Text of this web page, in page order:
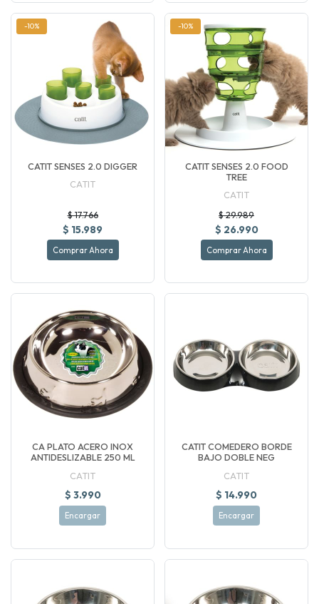
-10%
CATIT SENSES 2.0 DIGGER
CATIT
$ 17.766
$ 15.989
Comprar Ahora
-10%
CATIT SENSES 2.0 FOOD
TREE
CATIT
$ 29.989
$ 26.990
Comprar Ahora
CA PLATO ACERO INOX
ANTIDESLIZABLE 250 ML
CATIT
$ 3.990
Encargar
CATIT COMEDERO BORDE
BAJO DOBLE NEG
CATIT
$ 14.990
Encargar